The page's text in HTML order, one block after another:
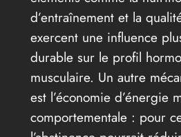
d’entraînement et la
exercent une influence
durable sur le profil
musculaire. Un autre
est l’économie d’énergie
comportementale : pour